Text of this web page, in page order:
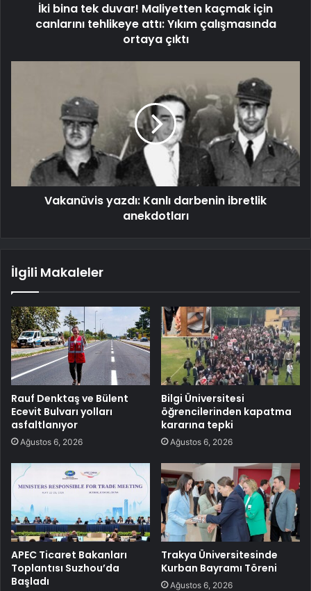
İki bina tek duvar! Maliyetten kaçmak için
canlarını tehlikeye attı: Yıkım çalışmasında
ortaya çıktı
Vakanüvis yazdı: Kanlı darbenin ibretlik
anekdotları
İlgili Makaleler
Rauf Denktaş ve Bülent
Ecevit Bulvarı yolları
asfaltlanıyor
Ağustos 6, 2026
Bilgi Üniversitesi
öğrencilerinden kapatma
kararına tepki
Ağustos 6, 2026
APEC Ticaret Bakanları
Toplantısı Suzhou’da
Başladı
Trakya Üniversitesinde
Kurban Bayramı Töreni
Ağustos 6, 2026